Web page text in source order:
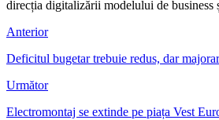
direcția digitalizării modelului de business
Anterior
Deficitul bugetar trebuie redus, dar
Următor
Electromontaj se extinde pe piața Vest